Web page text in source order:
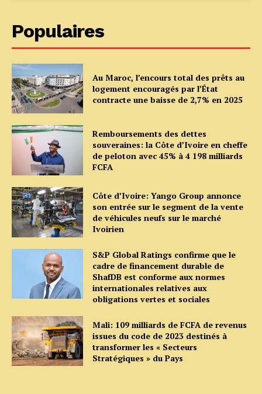
Populaires
Au Maroc, l’encours total des prêts au
logement encouragés par l’État
contracte une baisse de 2,7% en 2025
Remboursements des dettes
souveraines: la Côte d’Ivoire en cheffe
de peloton avec 45% à 4 198 milliards
FCFA
Côte d’Ivoire: Yango Group annonce
son entrée sur le segment de la vente
de véhicules neufs sur le marché
Ivoirien
S&P Global Ratings confirme que le
cadre de financement durable de
ShafDB est conforme aux normes
internationales relatives aux
obligations vertes et sociales
Mali: 109 milliards de FCFA de revenus
issues du code de 2023 destinés à
transformer les « Secteurs
Stratégiques » du Pays